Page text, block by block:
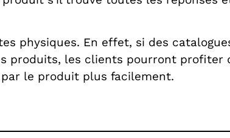
physiques. En effet, si des
produits, les clients pourront profiter
le produit plus facilement.